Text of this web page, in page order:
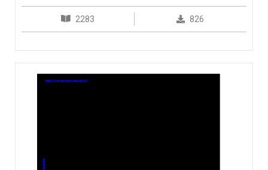
2283 826